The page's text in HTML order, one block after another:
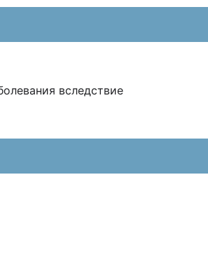
вследствие